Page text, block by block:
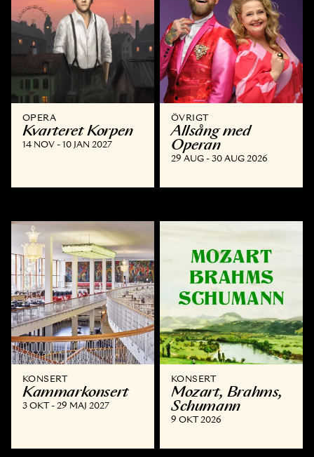
OPERA
Kvarteret Korpen
14 NOV - 10 JAN 2027
ÖVRIGT
Allsång med
Operan
29 AUG - 30 AUG 2026
KONSERT
Kammar­konsert
3 OKT - 29 MAJ 2027
KONSERT
Mozart, Brahms,
Schumann
9 OKT 2026